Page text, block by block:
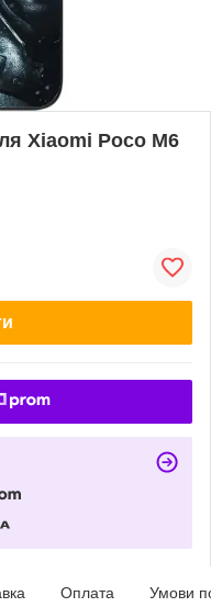
Xiaomi Poco M6
Оплата Умови